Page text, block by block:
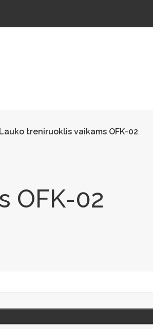
Lauko treniruoklis vaikams OFK-02
OFK-02